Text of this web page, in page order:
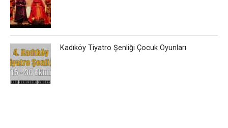
Kadıköy Tiyatro Şenliği Çocuk Oyunları